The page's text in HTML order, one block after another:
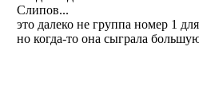
Слипов...
это далеко не группа номер 1
но когда-то она сыграла